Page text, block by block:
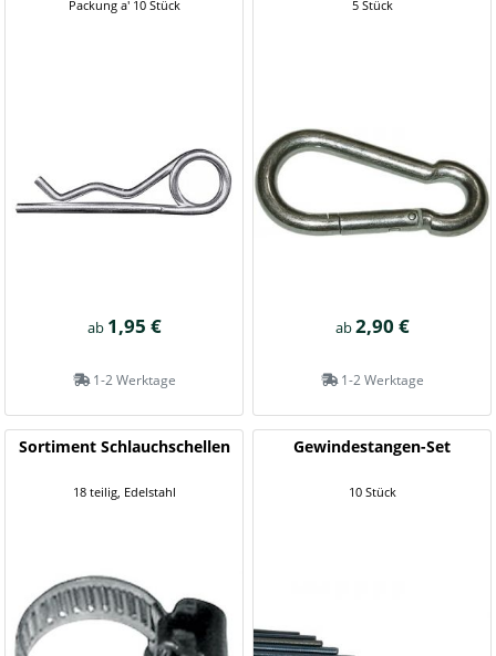
Packung a' 10 Stück
ab 1,95 €
1-2 Werktage
5 Stück
ab2,90 €
1-2 Werktage
Sortiment Schlauchschellen
18 teilig, Edelstahl
Gewindestangen-Set
10 Stück